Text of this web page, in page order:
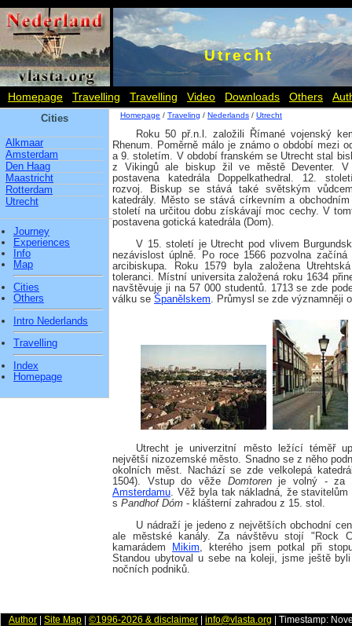
Utrecht
Homepage Travelling Travelling Video Downloads Others
Cities
Alkmaar
Amsterdam
Den Haag
Maastricht
Rotterdam
Utrecht
Journey
Experiences
Info
Map
Cities
Others
Intro Nederlands
Travelling
Index
Homepage
Homepage / Traveling / Nederlands / Utrecht
Roku 50 př.n.l. založili Římané vojenský
Rhenum. Poměrně málo je známo o období mezi
a 9. stoletím. V období franském se Utrecht stal
z Vikingů ale biskup žil ve městě Deventer.
postavena katedrála Doppelkathedral. 12.
rozvoj. Biskup se stává také světským
katedrály. Město se stává církevním a
století na určitou dobu získávají moc cechy. V
postavena gotická katedrála (Dom).
V 15. století je Utrecht pod vlivem
nezávislost úplně. Po roce 1566 pozvolna
arcibiskupa. Roku 1579 byla založena
toleranci. Místní universita založená roku 1634
navštěvuje ji na 57 000 studentů. 1713 se zde
válku se Španělskem. Průmysl se zde významněji
Utrecht je univerzitní město ležící téměř
největší nizozemské město. Snadno se z něho
okolních měst. Nachází se zde velkolepá
1504). Vstup do věže Domtorenje volný - za
Amsterdamu. Věž byla tak nákladná, že
s Pandhof Dóm - klášterní zahradou z 15. stol.
U nádraží je jedeno z největších obchodní
ale městské kanály. Za návštěvu stojí "Rock
kamarádem
Mikim, kterého jsem potkal při
Standou ubytoval u sebe na koleji, jsme ještě
nočních podniků.
Author Site Map ©1996-2026 & disclaimer info@vlasta.org | Timestamp: